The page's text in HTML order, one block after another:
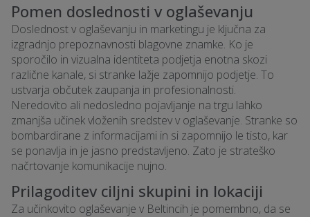
Pomen doslednosti v oglaševanju
Doslednost v oglaševanju in marketingu je ključna za
izgradnjo prepoznavnosti blagovne znamke. Ko je
sporočilo in vizualna identiteta podjetja enotna skozi
različne kanale, si stranke lažje zapomnijo podjetje. To
ustvarja občutek zaupanja in profesionalnosti.
Neredovito ali nedosledno pojavljanje na trgu lahko
zmanjša učinek vloženih sredstev v oglaševanje. Stranke so
bombardirane z informacijami in si zapomnijo le tisto, kar
se ponavlja in je jasno predstavljeno. Zato je strateško
načrtovanje komunikacije nujno.
Prilagoditev ciljni skupini in lokaciji
Za učinkovito oglaševanje v Beltincih je pomembno, da se